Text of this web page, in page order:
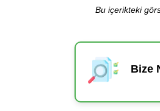
Bu içerikteki
Bize